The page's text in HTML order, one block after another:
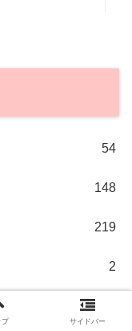
54
148
219
2
プ サイドバー